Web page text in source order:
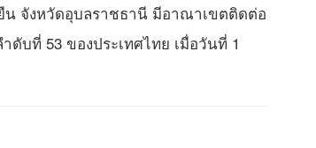
น จังหวัดอุบลราชธานี มีอาณาเขตติดต่อ
บที่ 53 ของประเทศไทย เมื่อวันที่ 1